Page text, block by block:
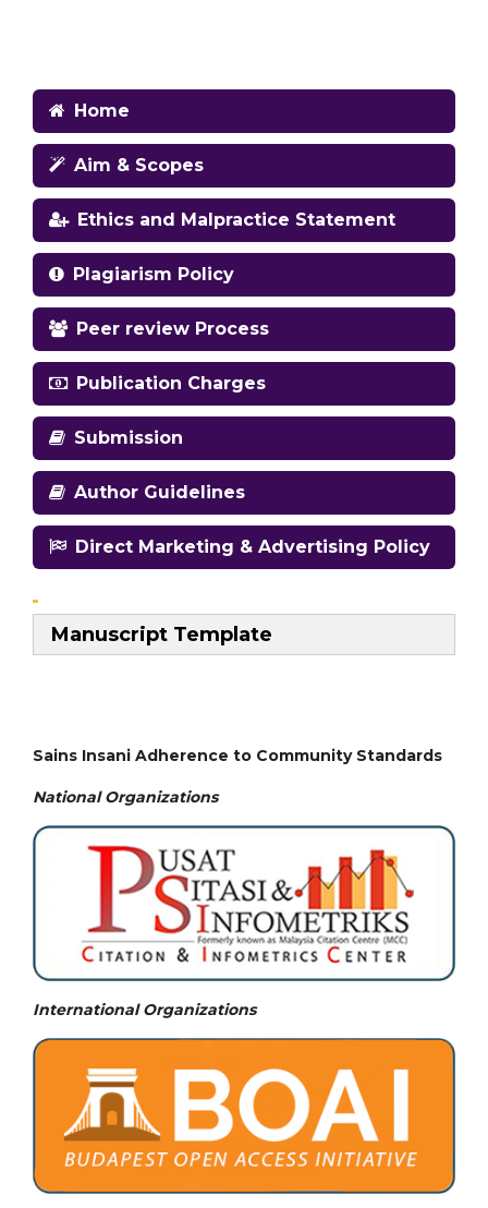
Home
Aim & Scopes
Ethics and Malpractice Statement
Plagiarism Policy
Peer review Process
Publication Charges
Submission
Author Guidelines
Direct Marketing & Advertising Policy
Manuscript Template
Sains Insani Adherence to Community Standards
National Organizations
International Organizations